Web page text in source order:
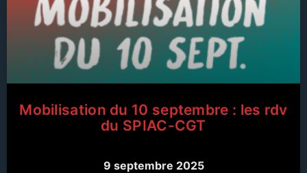
Mobilisation du 10 septembre : les rdv
du SPIAC-CGT
9 septembre 2025